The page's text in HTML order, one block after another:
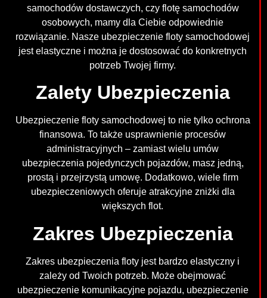
samochodów dostawczych, czy flotę samochodów
osobowych, mamy dla Ciebie odpowiednie
rozwiązanie. Nasze ubezpieczenie floty samochodowej
jest elastyczne i można je dostosować do konkretnych
potrzeb Twojej firmy.
Zalety Ubezpieczenia
Ubezpieczenie floty samochodowej to nie tylko ochrona
finansowa. To także usprawnienie procesów
administracyjnych – zamiast wielu umów
ubezpieczenia pojedynczych pojazdów, masz jedną,
prostą i przejrzystą umowę. Dodatkowo, wiele firm
ubezpieczeniowych oferuje atrakcyjne zniżki dla
większych flot.
Zakres Ubezpieczenia
Zakres ubezpieczenia floty jest bardzo elastyczny i
zależy od Twoich potrzeb. Może obejmować
ubezpieczenie komunikacyjne pojazdu, ubezpieczenie